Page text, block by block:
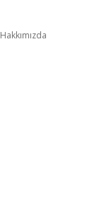
Hakkımızda